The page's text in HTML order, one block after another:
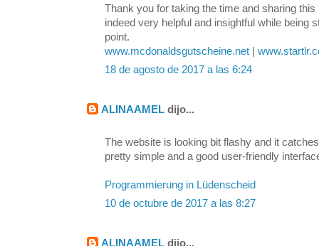
Thank you for taking the time and sharing
indeed very helpful and insightful while being
point.
www.mcdonaldsgutscheine.net
18 de agosto de 2017 a las 6:24
ALINAAMEL dijo...
The website is looking bit flashy and it
pretty simple and a good user-friendly
Programmierung in Lüdenscheid
10 de octubre de 2017 a las 8:27
ALINAAMEL dijo...